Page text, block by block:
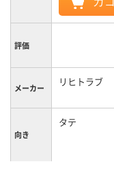
評価
メーカー リヒトラブ
向き
タテ